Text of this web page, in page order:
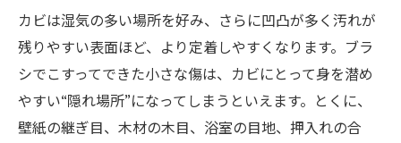
カビは湿気の多い場所を好み、さらに凹凸が多く汚れが
残りやすい表面ほど、より定着しやすくなります。ブラ
シでこすってできた小さな傷は、カビにとって身を潜め
やすい“隠れ場所”になってしまうといえます。とくに、
壁紙の継ぎ目、木材の木目、浴室の目地、押入れの合